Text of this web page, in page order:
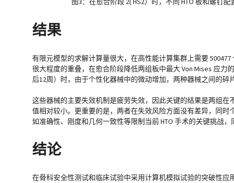
结果
有限元模型的求解计算量很大，在高性能计算集群上需要
很大程度的重叠，在愈合阶段降低两组板中最大 Von Mises 应
后12周）时，由于个性化器械中的微动增加，两种器械之间的碎
这些器械的主要失效机制是疲劳失效，因此关键的结果是两组在
值相对较小。更重要的是，两者在失效风险方面没有差异，同时
如准确性、刚度和几何一致性等限制当前 HTO 手术的关键挑战，
结论
在骨科安全性测试和临床试验中采用计算机模拟试验的突破性